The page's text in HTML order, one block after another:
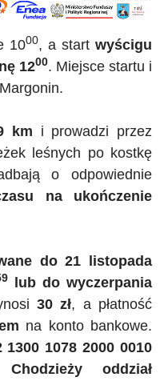
1000, a start wyścigu
1200. Miejsce startu i
km i prowadzi przez
leśnych po kostkę
o odpowiednie
na ukończenie
do 21 listopada
lub do wyczerpania
30 zł, a płatność
na konto bankowe.
1300 1078 2000 0010
oddział